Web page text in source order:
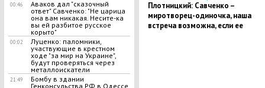
00:46
​Аваков дал "сказочный
ответ" Савченко: "Не царица
она вам никакая. Несите-ка
вы ей разбитое русское
корыто"
00:02
Луценко: паломники,
участвующие в крестном
ходе "за мир на Украине",
будут проверяться через
металлоискатели
21:49
Бомбу в здании
Генконсульства РФ в Одессе
Плотницкий: Савченко –
миротворец-одиночка, наша
встреча возможна, если ее